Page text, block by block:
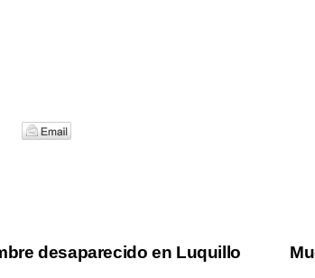
desaparecido en Luquillo